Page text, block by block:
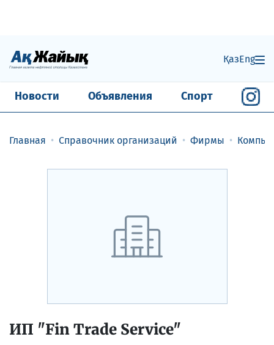
ҚазEng
Новости Объявления Спорт
Главная Справочник организаций Фирмы
ИП "Fin Trade Service"